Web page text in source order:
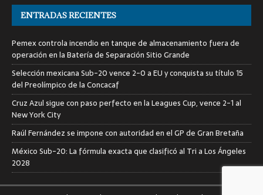
ENTRADAS RECIENTES
Pemex controla incendio en tanque de almacenamiento fuera de
operación en la Batería de Separación Sitio Grande
Selección mexicana Sub-20 vence 2-0 a EU y conquista su título 15
del Preolímpico de la Concacaf
Cruz Azul sigue con paso perfecto en la Leagues Cup, vence 2-1 al
New York City
Raúl Fernández se impone con autoridad en el GP de Gran Bretaña
México Sub-20: La fórmula exacta que clasificó al Tri a Los Ángeles
2028